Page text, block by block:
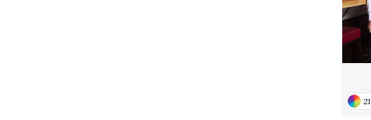
21